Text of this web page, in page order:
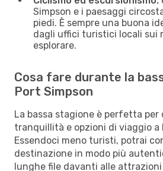
Simpson e i paesaggi
piedi. È sempre una buona
dagli uffici turistici locali sui
esplorare.
Cosa fare durante la
Port Simpson
La bassa stagione è perfetta per
tranquillità e opzioni di viaggio a
Essendoci meno turisti, potrai
destinazione in modo più
lunghe file davanti alle